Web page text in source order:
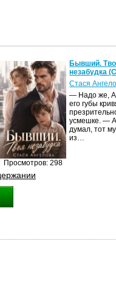
Просмотров: 298
Бывший.
незабудка
Стася
— Надо же,
его губы
усмешке. —
думал, тот
из…